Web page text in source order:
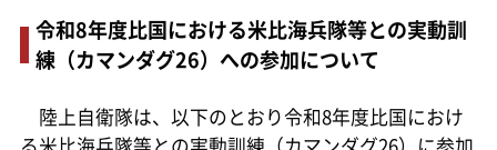
令和8年度比国における米比海兵隊等との実動訓
練（カマンダグ26）への参加について
陸上自衛隊は、以下のとおり令和8年度比国におけ